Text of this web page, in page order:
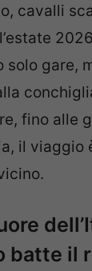
cavalli
solo gare,
fino alle
il viaggio
batte il